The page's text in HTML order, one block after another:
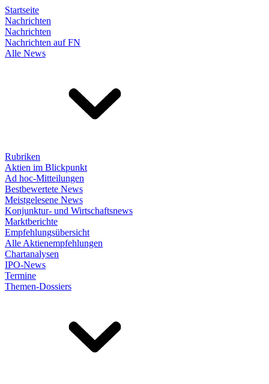
Startseite
Nachrichten
Nachrichten
Nachrichten auf FN
Alle News
Rubriken
Aktien im Blickpunkt
Ad hoc-Mitteilungen
Bestbewertete News
Meistgelesene News
Konjunktur- und Wirtschaftsnews
Marktberichte
Empfehlungsübersicht
Alle Aktienempfehlungen
Chartanalysen
IPO-News
Termine
Themen-Dossiers